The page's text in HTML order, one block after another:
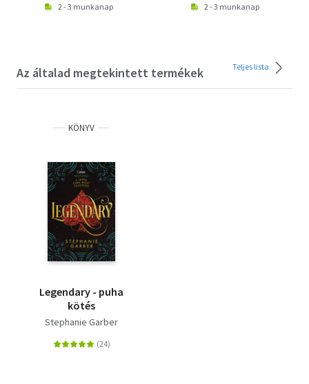
2 - 3 munkanap 2 - 3 munkanap
Az általad megtekintett termékek Teljes lista
KÖNYV
Legendary - puha
kötés
Stephanie Garber